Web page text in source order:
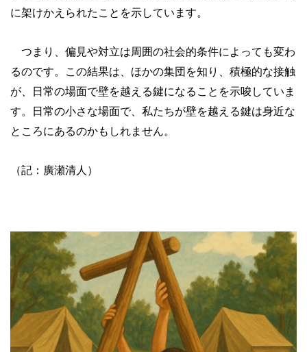
に架けかえられたことを示しています。
つまり、偏見や対立は周囲の社会的条件によっても変わ
るのです。この結果は、ほかの集団を知り、積極的な接触
が、日常の場面で壁を越える鍵になることを示唆していま
す。日常の小さな場面で、私たちが壁を越える鍵は身近な
ところにあるのかもしれません。
（記：廣瀬清人）